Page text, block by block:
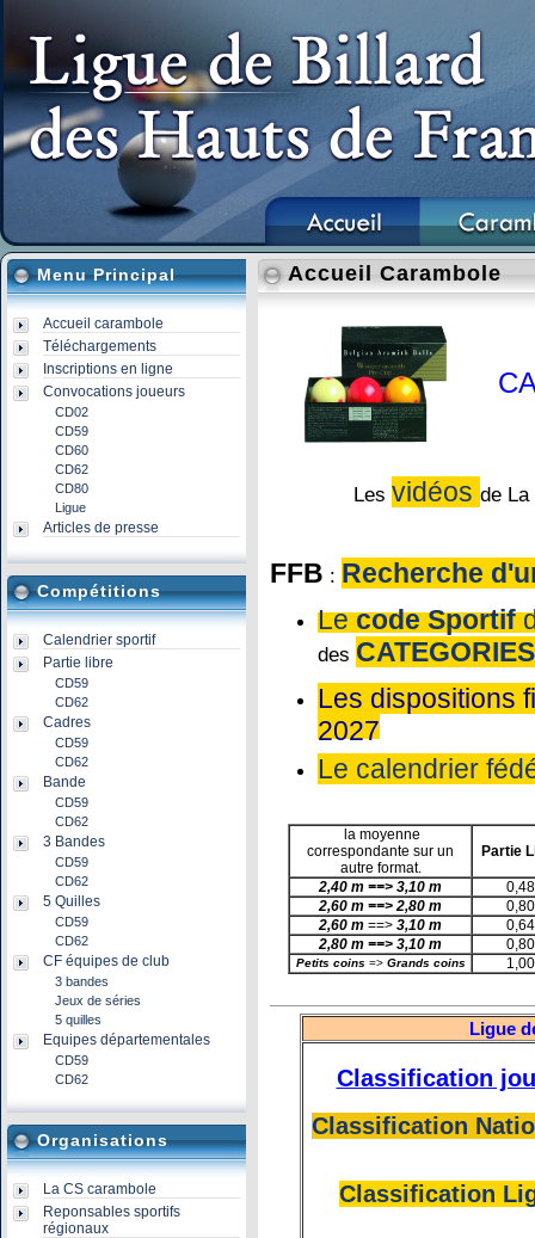
Menu Principal
Accueil carambole
Téléchargements
Inscriptions en ligne
Convocations joueurs
CD02
CD59
CD60
CD62
CD80
Ligue
Articles de presse
Compétitions
Calendrier sportif
Partie libre
CD59
CD62
Cadres
CD59
CD62
Bande
CD59
CD62
3 Bandes
CD59
CD62
5 Quilles
CD59
CD62
CF équipes de club
3 bandes
Jeux de séries
5 quilles
Equipes départementales
CD59
CD62
Organisations
La CS carambole
Reponsables sportifs
régionaux
Accueil Carambole
Les vidéos de La
FFB : Recherche
Lecode Sportif
des CATEGORIES
Les dispositions
2027
Le calendrier
la moyenne
correspondante sur un
autre format.
Partie
2,40 m ==> 3,10 m
0,48
2,60 m ==> 2,80 m
0,80
2,60 m ==> 3,10 m
0,64
2,80 m ==> 3,10 m 0,80
Petits coins => Grands coins 1,00
Ligue
Classification
Classification
Classification